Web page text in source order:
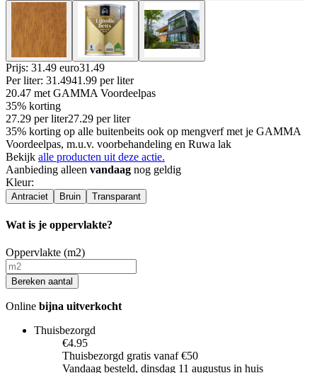
Prijs: 31.49 euro31 .49
Per liter: 31.4941.99 per liter
20.47 met GAMMA Voordeelpas
35% korting
27.29 per liter27.29 per liter
35% korting op alle buitenbeits ook op mengverf met je GAMMA
Voordeelpas, m.u.v. voorbehandeling en Ruwa lak
Bekijk alle producten uit deze actie.
Aanbieding alleen vandaag nog geldig
Kleur:
Antraciet Bruin Transparant
Wat is je oppervlakte?
Oppervlakte (m2)
Bereken aantal
Online bijna uitverkocht
Thuisbezorgd
€4.95
Thuisbezorgd gratis vanaf €50
Vandaag besteld, dinsdag 11 augustus in huis